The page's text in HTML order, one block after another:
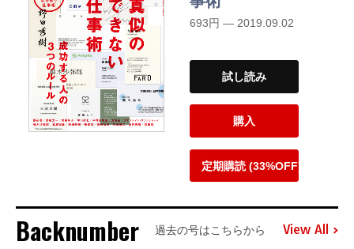
693円 — 2019.09.02
試し読み
購入
定期購読 (33%OFF)
Backnumber 過去の号はこちらから View All